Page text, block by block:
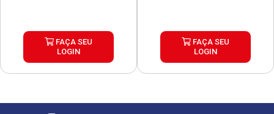
FAÇA SEU
LOGIN
FAÇA SEU
LOGIN